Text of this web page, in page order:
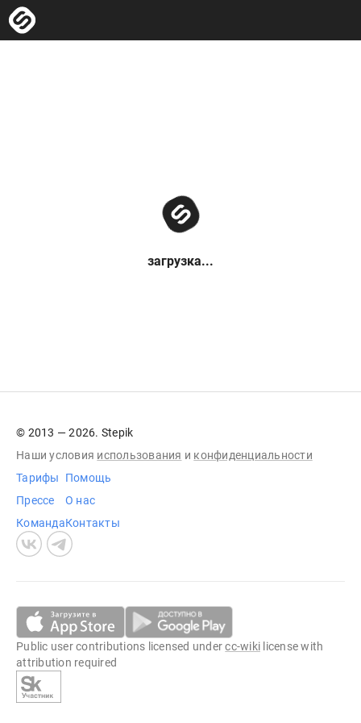
загрузка...
© 2013 — 2026. Stepik
Наши условия использования и конфиденциальности
Тарифы
Прессе
Команда
Помощь
О нас
Контакты
Public user contributions licensed undercc-wiki license with
attribution required